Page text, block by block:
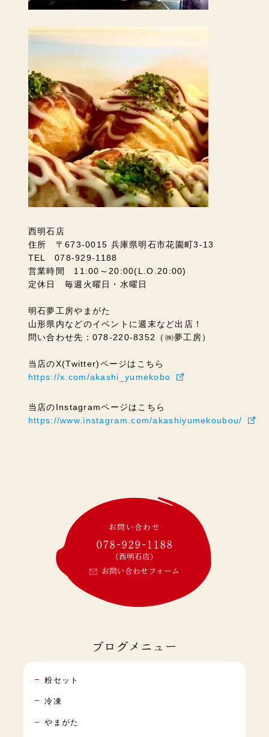
西明石店
住所 〒673-0015 兵庫県明石市花園町3-13
TEL 078-929-1188
営業時間 11:00～20:00(L.O.20:00)
定休日 毎週火曜日・水曜日
明石夢工房やまがた
山形県内などのイベントに週末など出店！
問い合わせ先：078-220-8352（㈱夢工房）
当店のX(Twitter)ページはこちら
https://x.com/akashi_yumekobo
当店のInstagramページはこちら
https://www.instagram.com/akashiyumekoubou/
お問い合わせ
078-929-1188
(西明石店)
お問い合わせフォーム
ブログメニュー
粉セット
冷凍
やまがた